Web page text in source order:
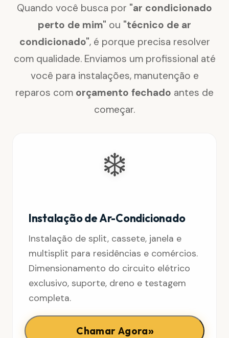
Quando você busca por "ar condicionado
perto de mim" ou "técnico de ar
condicionado", é porque precisa resolver
com qualidade. Enviamos um profissional até
você para instalações, manutenção e
reparos com orçamento fechado antes de
começar.
❄️
Instalação de Ar-Condicionado
Instalação de split, cassete, janela e
multisplit para residências e comércios.
Dimensionamento do circuito elétrico
exclusivo, suporte, dreno e testagem
completa.
Chamar Agora»